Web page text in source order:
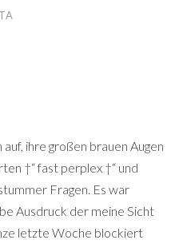
auf, ihre großen brauen Augen
†“ fast perplex †“ und
Fragen. Es war
Ausdruck der meine Sicht
letzte Woche blockiert